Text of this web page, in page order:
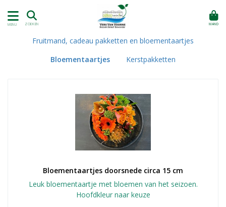
MENU ZOEKEN MAND
Fruitmand, cadeau pakketten en bloementaartjes
Bloementaartjes
Kerstpakketten
Bloementaartjes doorsnede circa 15 cm
Leuk bloementaartje met bloemen van het seizoen.
Hoofdkleur naar keuze